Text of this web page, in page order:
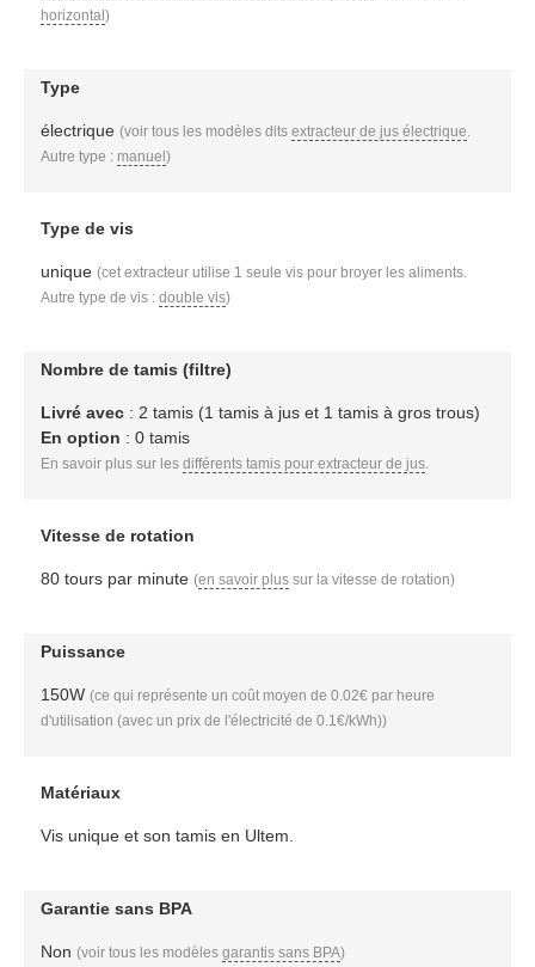
horizontal)
Type
électrique (voir tous les modèles dits extracteur de jus électrique.
Autre type : manuel)
Type de vis
unique (cet extracteur utilise 1 seule vis pour broyer les aliments.
Autre type de vis : double vis)
Nombre de tamis (filtre)
Livré avec: 2 tamis (1 tamis à jus et 1 tamis à gros trous)
En option : 0 tamis
En savoir plus sur les différents tamis pour extracteur de jus.
Vitesse de rotation
80 tours par minute (en savoir plussur la vitesse de rotation)
Puissance
150W (ce qui représente un coût moyen de 0.02€ par heure
d'utilisation (avec un prix de l'électricité de 0.1€/kWh))
Matériaux
Vis unique et son tamis en Ultem.
Garantie sans BPA
Non (voir tous les modèles garantis sans BPA)